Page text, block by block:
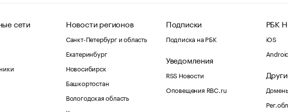
сети Новости регионов
Санкт-Петербург и область
Екатеринбург
Новосибирск
Башкортостан
Вологодская область
Подписки
Подписка на РБК
Уведомления
RSS Новости
Оповещения RBC.ru
РБК
iOS